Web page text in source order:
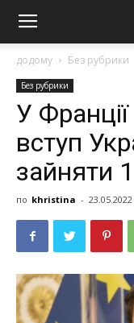
додому Без рубрики
Без рубрики
У
вступ
зайняти
по khristina - 23.05.2022